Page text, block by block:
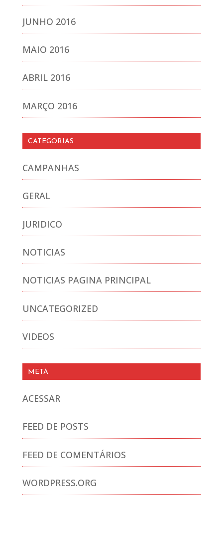
JUNHO 2016
MAIO 2016
ABRIL 2016
MARÇO 2016
CATEGORIAS
CAMPANHAS
GERAL
JURIDICO
NOTICIAS
NOTICIAS PAGINA PRINCIPAL
UNCATEGORIZED
VIDEOS
META
ACESSAR
FEED DE POSTS
FEED DE COMENTÁRIOS
WORDPRESS.ORG